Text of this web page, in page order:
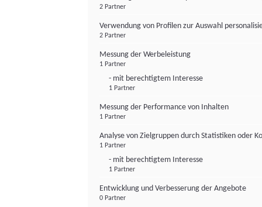
2 Partner
Verwendung von Profilen zur Auswahl
2 Partner
Messung der Werbeleistung
1 Partner
- mit berechtigtem Interesse
1 Partner
Messung der Performance von Inhalten
1 Partner
Analyse von Zielgruppen durch Statistiken oder
1 Partner
- mit berechtigtem Interesse
1 Partner
Entwicklung und Verbesserung der Angebote
0 Partner